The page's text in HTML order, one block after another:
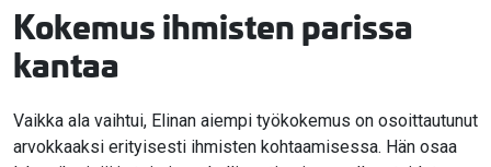
Kokemus ihmisten parissa
kantaa
Vaikka ala vaihtui, Elinan aiempi työkokemus on osoittautunut
arvokkaaksi erityisesti ihmisten kohtaamisessa. Hän osaa